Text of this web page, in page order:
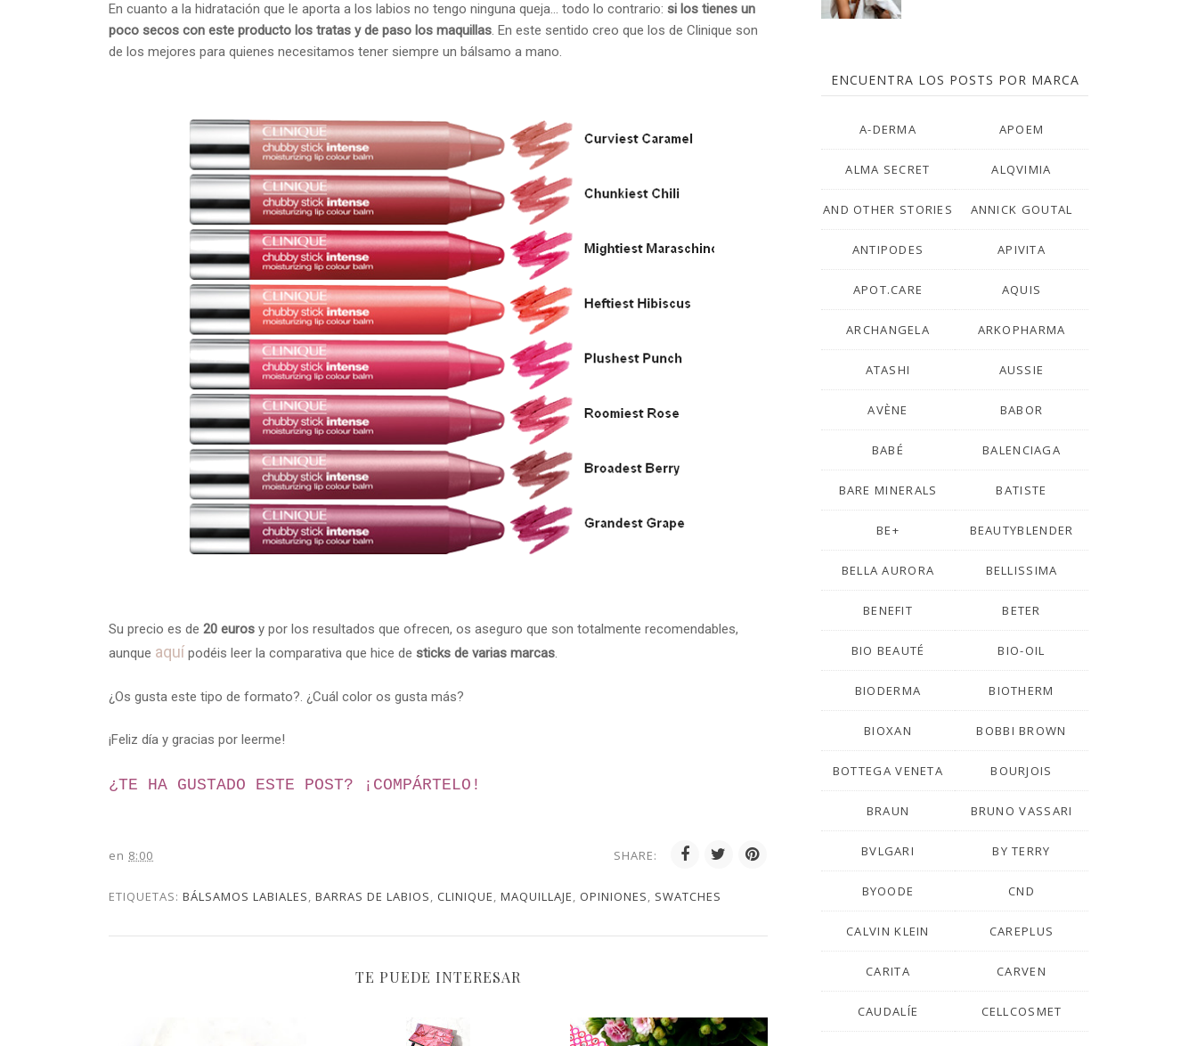
En cuanto a la hidratación que le aporta a los labios no tengo ninguna queja... todo lo contrario: si los tienes un
poco secos con este producto los tratas y de paso los maquillas. En este sentido creo que los de Clinique son
de los mejores para quienes necesitamos tener siempre un bálsamo a mano.
Su precio es de 20 euros y por los resultados que ofrecen, os aseguro que son totalmente recomendables,
aunque aquí podéis leer la comparativa que hice de sticks de varias marcas.
¿Os gusta este tipo de formato?. ¿Cuál color os gusta más?
¡Feliz día y gracias por leerme!
¿TE HA GUSTADO ESTE POST? ¡ COMPÁRTELO!
en 8:00 SHARE:
ETIQUETAS: BÁLSAMOS LABIALES, BARRAS DE LABIOS, CLINIQUE, MAQUILLAJE, OPINIONES, SWATCHES
TE PUEDE INTERESAR
ENCUENTRA LOS POSTS POR MARCA
A-DERMA APOEM
ALMA SECRET ALQVIMIA
AND OTHER STORIES ANNICK GOUTAL
ANTIPODES APIVITA
APOT.CARE AQUIS
ARCHANGELA ARKOPHARMA
ATASHI AUSSIE
AVÈNE BABOR
BABÉ BALENCIAGA
BARE MINERALS BATISTE
BE+ BEAUTYBLENDER
BELLA AURORA BELLISSIMA
BENEFIT BETER
BIO BEAUTÉ BIO-OIL
BIODERMA BIOTHERM
BIOXAN BOBBI BROWN
BOTTEGA VENETA BOURJOIS
BRAUN BRUNO VASSARI
BVLGARI BY TERRY
BYOODE CND
CALVIN KLEIN CAREPLUS
CARITA CARVEN
CAUDALÍE CELLCOSMET